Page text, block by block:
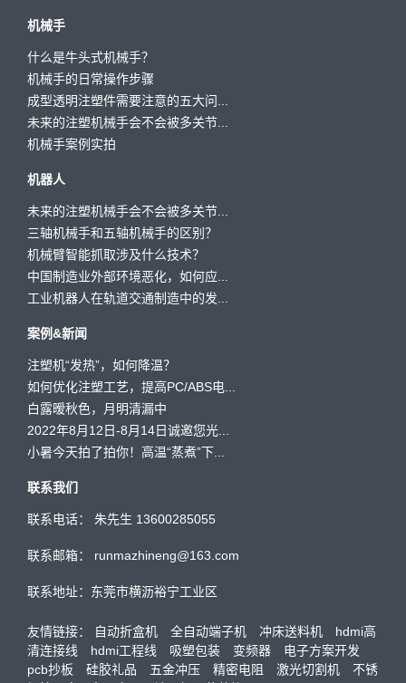
机械手
什么是牛头式机械手？
机械手的日常操作步骤
成型透明注塑件需要注意的五大问...
未来的注塑机械手会不会被多关节...
机械手案例实拍
机器人
未来的注塑机械手会不会被多关节...
三轴机械手和五轴机械手的区别？
机械臂智能抓取涉及什么技术？
中国制造业外部环境恶化，如何应...
工业机器人在轨道交通制造中的发...
案例&新闻
注塑机“发热”，如何降温？
如何优化注塑工艺，提高PC/ABS电...
白露暧秋色，月明清漏中
2022年8月12日-8月14日诚邀您光...
小暑今天拍了拍你！高温“蒸煮”下...
联系我们
联系电话： 朱先生 13600285055
联系邮箱： runmazhineng@163.com
联系地址：东莞市横沥裕宁工业区
友情链接： 自动折盒机 全自动端子机 冲床送料机
hdmi高
清连接线
hdmi工程线 吸塑包装 变频器
电子方案开发
pcb抄板
硅胶礼品 五金冲压 精密电阻 激光切割机
不锈